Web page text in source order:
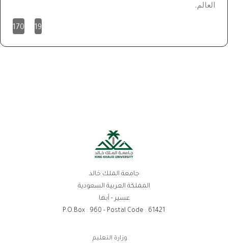
العالم .
19
170
جامعة الملك خالد
المملكة العربية السعودية
عسير - أبها
P.O.Box : 960 - Postal Code : 61421
وزارة التعليم